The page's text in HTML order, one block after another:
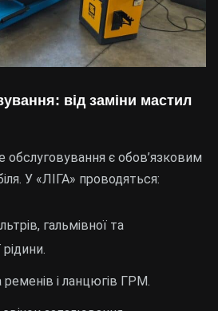
від заміни мастил
обслуговування є обов’язковим
У «ЛІГА» проводяться:
гальмівної та
ременів і ланцюгів ГРМ.